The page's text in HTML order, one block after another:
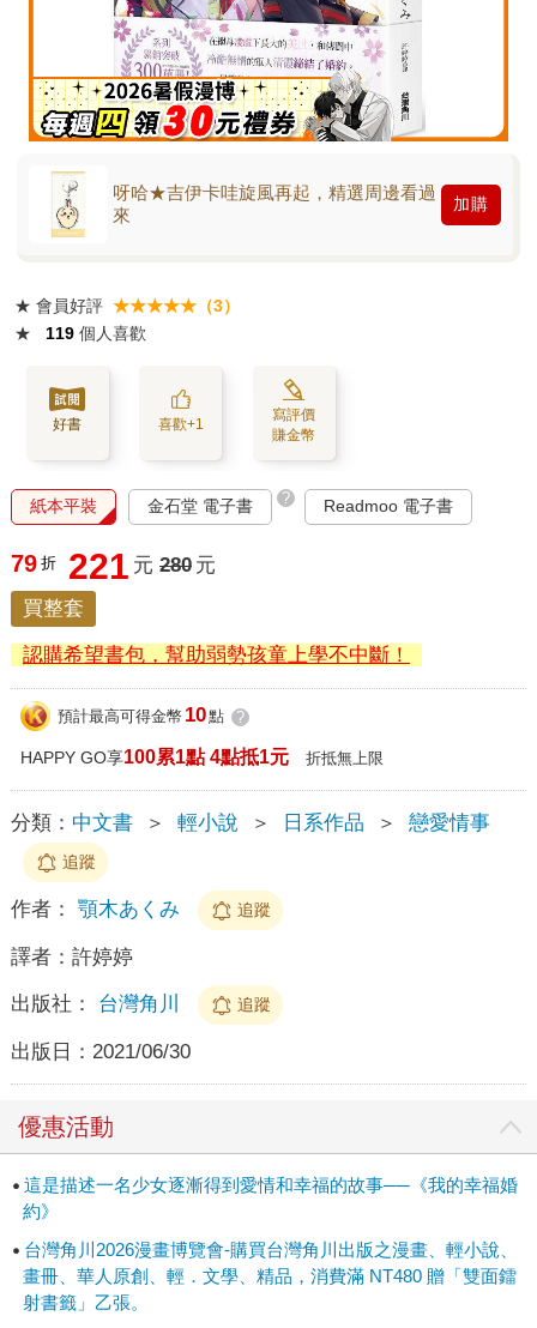
呀哈★吉伊卡哇旋風再起，精選周邊看過
來
加購
★ 會員好評 ★★★★★（3）
★
119 個人喜歡
好書 喜歡+1
寫評價
賺金幣
紙本平裝 金石堂 電子書 ? Readmoo 電子書
79 折 221 元 280 元
買整套
認購希望書包，幫助弱勢孩童上學不中斷！
預計最高可得金幣 10點 ?
HAPPY GO享100累1點 4點抵1元 折抵無上限
分類： 中文書 ＞ 輕小說 ＞ 日系作品 ＞ 戀愛情事
追蹤
作者： 顎木あくみ 追蹤
譯者： 許婷婷
出版社： 台灣角川 追蹤
出版日： 2021/06/30
優惠活動
這是描述一名少女逐漸得到愛情和幸福的故事──《我的幸福婚
約》
台灣角川2026漫畫博覽會-購買台灣角川出版之漫畫、輕小說、
畫冊、華人原創、輕．文學、精品，消費滿 NT480 贈「雙面鐳
射書籤」乙張。